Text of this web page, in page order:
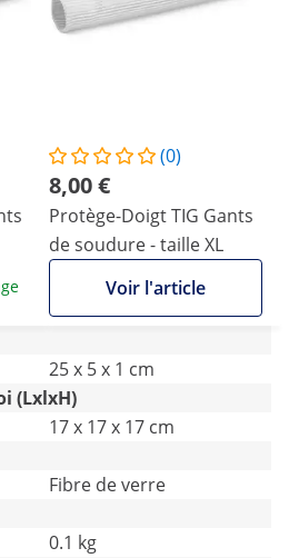
(0)
8,00 €
Protège-Doigt TIG Gants
de soudure - taille XL
Voir l'article
25 x 5 x 1 cm
(LxlxH)
17 x 17 x 17 cm
Fibre de verre
0.1 kg